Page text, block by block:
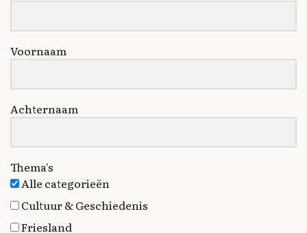
Voornaam
Achternaam
Thema's
Alle categorieën
Cultuur & Geschiedenis
Friesland